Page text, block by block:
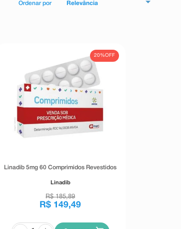
Relevância
20%OFF
Linadib 5mg 60 Comprimidos Revestidos
Linadib
R$ 185,89
R$ 149,49